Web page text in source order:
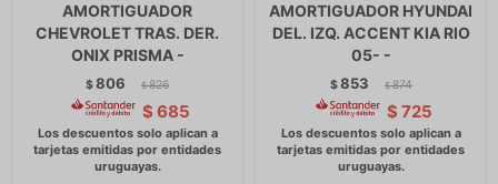
AMORTIGUADOR
CHEVROLET TRAS. DER.
ONIX PRISMA -
$806 $ 826
$ 685
AMORTIGUADOR HYUNDAI
DEL. IZQ. ACCENT KIA RIO
05- -
$853 $ 874
$ 725